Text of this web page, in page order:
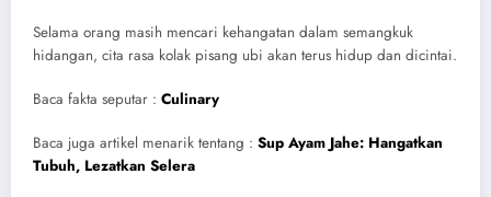
Selama orang masih mencari kehangatan dalam semangkuk
hidangan, cita rasa kolak pisang ubi akan terus hidup dan dicintai.
Baca fakta seputar : Culinary
Baca juga artikel menarik tentang : Sup Ayam Jahe: Hangatkan
Tubuh, Lezatkan Selera